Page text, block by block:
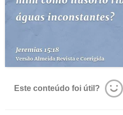
Este conteúdo foi útil?